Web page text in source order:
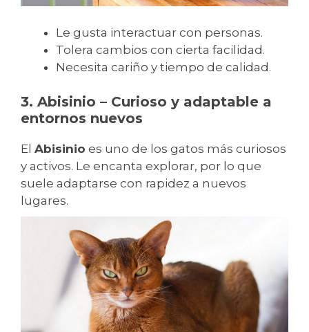
Le gusta interactuar con personas.
Tolera cambios con cierta facilidad.
Necesita cariño y tiempo de calidad.
3. Abisinio – Curioso y adaptable a
entornos nuevos
El Abisinio es uno de los gatos más curiosos
y activos. Le encanta explorar, por lo que
suele adaptarse con rapidez a nuevos
lugares.